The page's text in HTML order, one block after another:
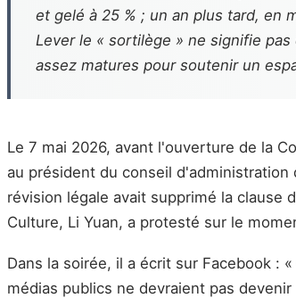
et gelé à 25 % ; un an plus tard, en
Lever le « sortilège » ne signifie
assez matures pour soutenir un
Le 7 mai 2026, avant l'ouverture de la
au président du conseil
révision légale avait supprimé la clause
Culture, Li Yuan, a protesté sur le
Dans la soirée, il a écrit sur Facebook :
médias publics ne devraient pas